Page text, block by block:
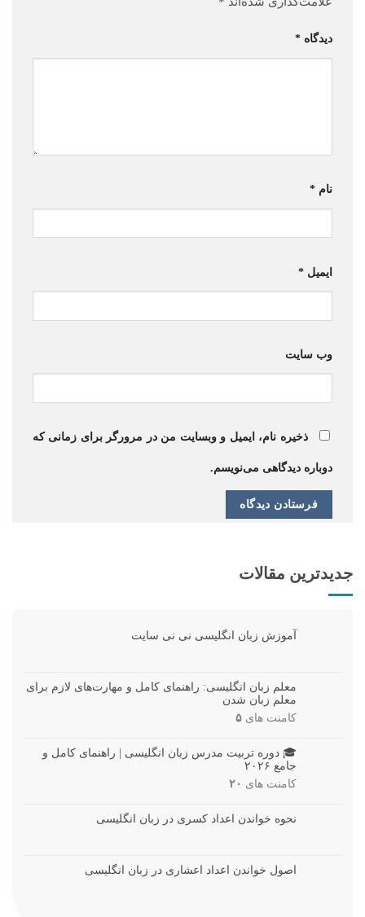
جدیدترین مقالات
آموزش زبان انگلیسی نی نی سایت
معلم زبان انگلیسی: راهنمای کامل و مهارت‌های لازم برای
معلم زبان شدن
کامنت های ۵
🎓 دوره تربیت مدرس زبان انگلیسی | راهنمای کامل و
جامع ۲۰۲۶
کامنت های ۲۰
نحوه خواندن اعداد کسری در زبان انگلیسی
اصول خواندن اعداد اعشاری در زبان انگلیسی
دیدگاه *
نام *
ایمیل *
وب‌ سایت
ذخیره نام، ایمیل و وبسایت من در مرورگر برای زمانی که
دوباره دیدگاهی می‌نویسم.